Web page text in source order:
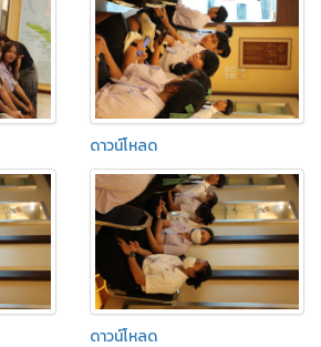
ดาวน์โหลด
ดาวน์โหลด